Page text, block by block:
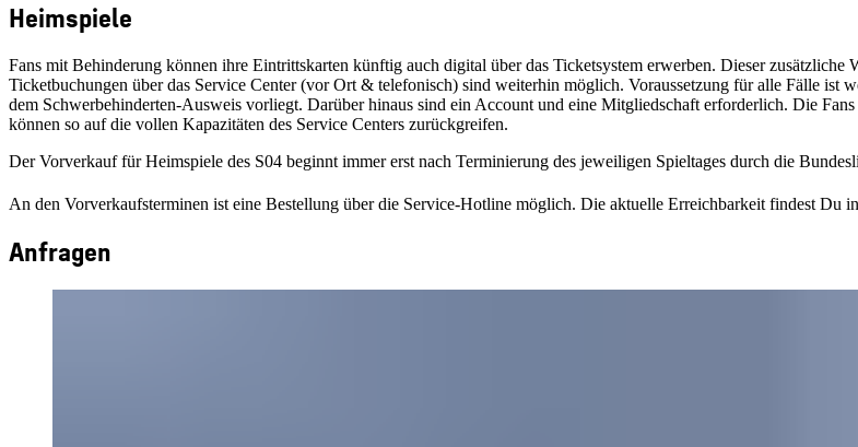
Heimspiele
Fans mit Behinderung können ihre Eintrittskarten künftig auch digital über das Ticketsystem erwerben. Dieser
Ticketbuchungen über das Service Center (vor Ort & telefonisch) sind weiterhin möglich. Voraussetzung für alle Fälle ist
dem Schwerbehinderten-Ausweis vorliegt. Darüber hinaus sind ein Account und eine Mitgliedschaft erforderlich. Die
können so auf die vollen Kapazitäten des Service Centers zurückgreifen.
Der Vorverkauf für Heimspiele des S04 beginnt immer erst nach Terminierung des jeweiligen Spieltages durch die
An den Vorverkaufsterminen ist eine Bestellung über die Service-Hotline möglich. Die aktuelle Erreichbarkeit findest Du
Anfragen